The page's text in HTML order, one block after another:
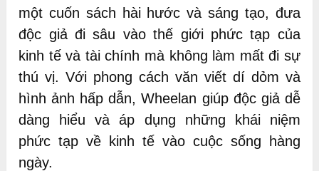
một cuốn sách hài hước và sáng tạo, đưa
độc giả đi sâu vào thế giới phức tạp của
kinh tế và tài chính mà không làm mất đi sự
thú vị. Với phong cách văn viết dí dỏm và
hình ảnh hấp dẫn, Wheelan giúp độc giả dễ
dàng hiểu và áp dụng những khái niệm
phức tạp về kinh tế vào cuộc sống hàng
ngày.